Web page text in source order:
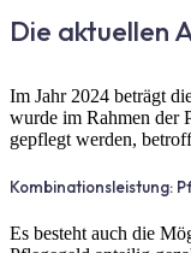
Die aktuellen
Im Jahr 2024 beträgt
wurde im Rahmen der
gepflegt werden,
Kombinationsleistung:
Es besteht auch die